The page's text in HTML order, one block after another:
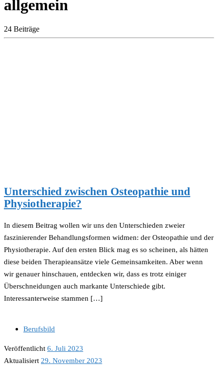
allgemein
24 Beiträge
Unterschied zwischen Osteopathie und
Physiotherapie?
In diesem Beitrag wollen wir uns den Unterschieden zweier
faszinierender Behandlungsformen widmen: der Osteopathie und der
Physiotherapie. Auf den ersten Blick mag es so scheinen, als hätten
diese beiden Therapieansätze viele Gemeinsamkeiten. Aber wenn
wir genauer hinschauen, entdecken wir, dass es trotz einiger
Überschneidungen auch markante Unterschiede gibt.
Interessanterweise stammen […]
Berufsbild
Veröffentlicht 6. Juli 2023
Aktualisiert 29. November 2023